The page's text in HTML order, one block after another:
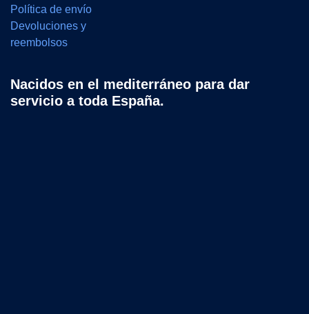
Política de envío
Devoluciones y
reembolsos
Nacidos en el mediterráneo para dar
servicio a toda España.